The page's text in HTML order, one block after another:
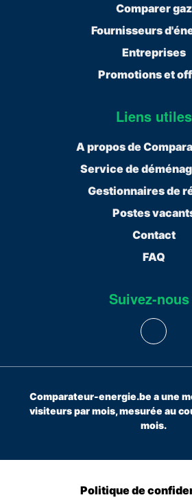
Comparer gaz
Fournisseurs
Entreprises
Promotions et
Liens utiles
A propos de
Service de
Gestionnaires de
Postes
Contact
FAQ
Suivez-
Comparateur-energie.be a une
visiteurs par mois, mesurée au
mois.
Politique de